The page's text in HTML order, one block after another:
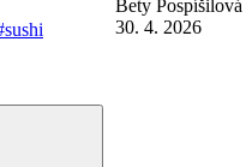
Bety Pospíšilová
30. 4. 2026